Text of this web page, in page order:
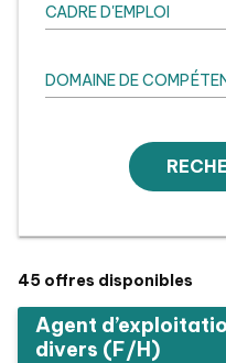
CADRE D'EMPLOI
DOMAINE DE
45 offres disponibles
Agent
divers (F/H)